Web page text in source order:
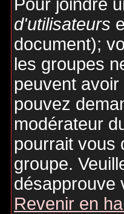
Pour joindre
d'utilisateurs
document);
les groupes
peuvent
pouvez
modérateur
pourrait vous
groupe.
désapprouve
Revenir en